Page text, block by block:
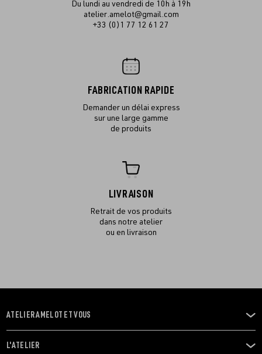
Du lundi au vendredi de 10h à 19h
atelier.amelot@gmail.com
+33 (0)1 77 12 61 27
FABRICATION RAPIDE
Demander un délai express
sur une large gamme
de produits
LIVRAISON
Retrait de vos produits
dans notre atelier
ou en livraison
OUVRIR
LE
MENU
ATELIER AMELOT ET VOUS
OUVRIR
L'ATELIER